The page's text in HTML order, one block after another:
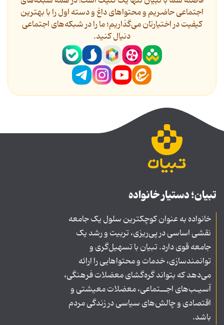
اجتماعی حاضریم و محتواهای داغ و دسته اول را با بهترین
کیفیت در اختیارتان می‌گذاریم؛ ما را در شبکه‌های اجتماعی
دنیال کنید.
تبیان؛ دستیار خانواده
خانواده به عنوان کوچکترین سلول یک جامعه
نقشی اساسی در پی‌ریزی، تربیت و رشد یک
جامعه قوی دارد. تبیان با تسهیل‌گری و
توانمندسازی، خدمات و محتواهایی را ارائه
می‌دهد که بتواند گره‌گشای معضلات فرهنگی،
آسیـب‌های اجــتماعی، معضلات معیشتی و
اقتصادی و چالش‌های سیاسی در زندگی مردم
باشد.